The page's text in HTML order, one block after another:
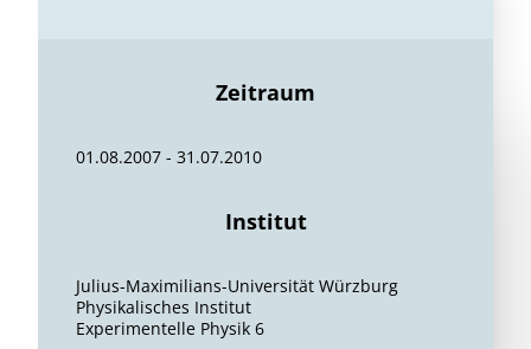
Zeitraum
01.08.2007 - 31.07.2010
Institut
Julius-Maximilians-Universität Würzburg
Physikalisches Institut
Experimentelle Physik 6